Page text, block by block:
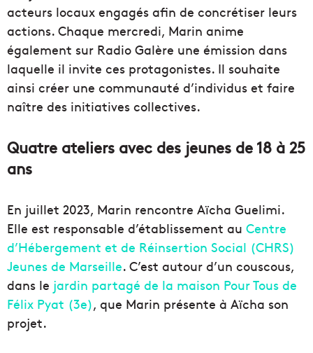
acteurs locaux engagés afin de concrétiser leurs
actions. Chaque mercredi, Marin anime
également sur Radio Galère une émission dans
laquelle il invite ces protagonistes. Il souhaite
ainsi créer une communauté d’individus et faire
naître des initiatives collectives.
Quatre ateliers avec des jeunes de 18 à 25
ans
En juillet 2023, Marin rencontre Aïcha Guelimi.
Elle est responsable d’établissement au Centre
d’Hébergement et de Réinsertion Social (CHRS)
Jeunes de Marseille. C’est autour d’un couscous,
dans le jardin partagé de la maison Pour Tous de
Félix Pyat (3e), que Marin présente à Aïcha son
projet.